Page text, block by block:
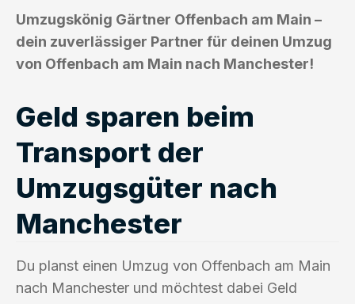
Umzugskönig Gärtner Offenbach am Main –
dein zuverlässiger Partner für deinen Umzug
von Offenbach am Main nach Manchester!
Geld sparen beim
Transport der
Umzugsgüter nach
Manchester
Du planst einen Umzug von Offenbach am Main
nach Manchester und möchtest dabei Geld